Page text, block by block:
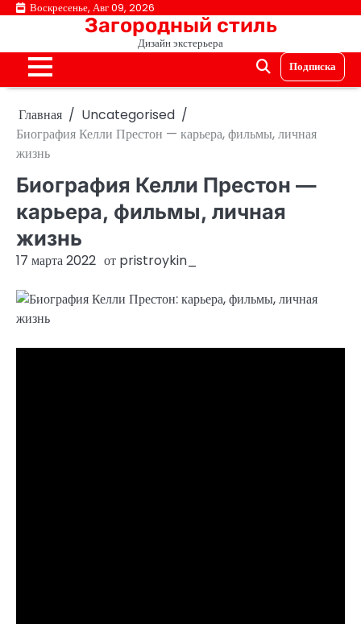
ПерейтиВоскресенье, Авг 09, 2026
Загородный стиль
Дизайн экстерьера
Подписка
Главная
Uncategorised
Биография Келли Престон — карьера, фильмы, личная
жизнь
Биография Келли Престон —
карьера, фильмы, личная
жизнь
17 марта 2022 от pristroykin_